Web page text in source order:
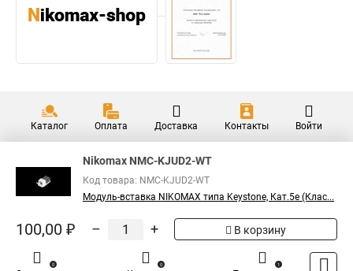
Каталог Оплата Доставка Контакты Войти
Nikomax NMC-KJUD2-WT
Код товара: NMC-KJUD2-WT
Модуль-вставка NIKOMAX типа Keystone, Кат.5е (Клас...
100,00 ₽ – + В корзину
0 0 1